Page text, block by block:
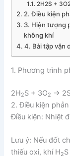
2H2S +
2. Điều kiện
3. Hiện tượng
không khí
4. Bài tập vận
1. Phương trình
2H2S + 3O2 →
2. Điều kiện
Điều kiện: Nhiệt
Lưu ý: Nếu đốt
thiếu oxi, khí H2